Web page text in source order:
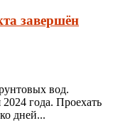
завершён
вод.
года. Проехать
дней...